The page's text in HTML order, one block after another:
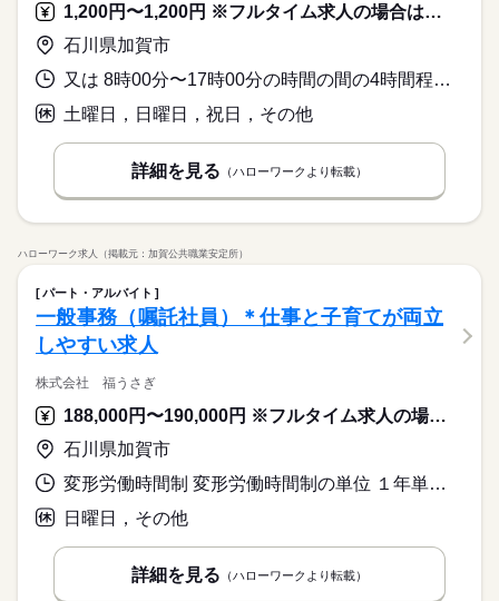
1,200円〜1,200円 ※フルタイム求人の場合は月額（換算額）、パート求人の場合は時間額を表示しています。
石川県加賀市
又は 8時00分〜17時00分の時間の間の4時間程度 就業時間に関する特記事項 ※就業時間は相談に応じます
土曜日，日曜日，祝日，その他
詳細を見る （ハローワークより転載）
ハローワーク求人（掲載元：加賀公共職業安定所）
パート・アルバイト
一般事務（嘱託社員）＊仕事と子育てが両立
しやすい求人
株式会社 福うさぎ
188,000円〜190,000円 ※フルタイム求人の場合は月額（換算額）、パート求人の場合は時間額を表示しています。
石川県加賀市
変形労働時間制 変形労働時間制の単位 １年単位 就業時間１ 8時00分〜17時00分
日曜日，その他
詳細を見る （ハローワークより転載）